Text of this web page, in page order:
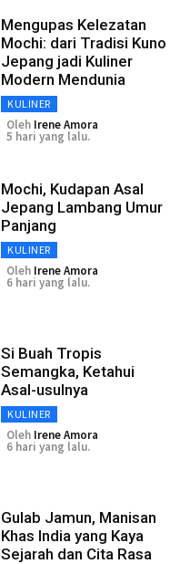
Mengupas Kelezatan
Mochi: dari Tradisi Kuno
Jepang jadi Kuliner
Modern Mendunia
KULINER
Oleh Irene Amora
5 hari yang lalu.
Mochi, Kudapan Asal
Jepang Lambang Umur
Panjang
KULINER
Oleh Irene Amora
6 hari yang lalu.
Si Buah Tropis
Semangka, Ketahui
Asal-usulnya
KULINER
Oleh Irene Amora
6 hari yang lalu.
Gulab Jamun, Manisan
Khas India yang Kaya
Sejarah dan Cita Rasa